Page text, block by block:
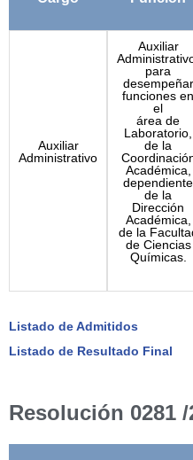
Auxiliar
Administrativo
Auxiliar
para
desempeñar
funciones en
el
área de
Laboratorio,
de la
Académica,
dependiente
de la
Dirección
Académica,
de la
de Ciencias
Químicas.
Listado de Admitidos
Listado de Resultado Final
Resolución 0281 /